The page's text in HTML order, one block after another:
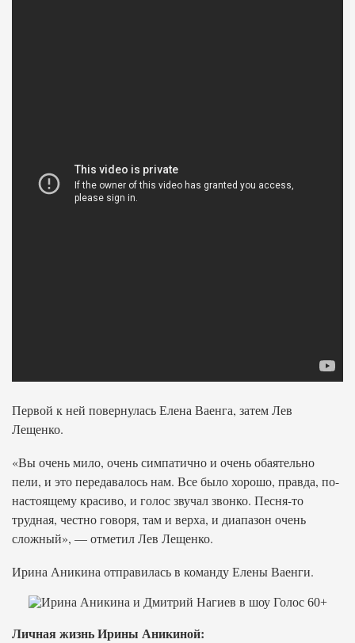
Первой к ней повернулась Елена Ваенга, затем Лев
Лещенко.
«Вы очень мило, очень симпатично и очень обаятельно
пели, и это передавалось нам. Все было хорошо, правда, по-
настоящему красиво, и голос звучал звонко. Песня-то
трудная, честно говоря, там и верха, и диапазон очень
сложный», — отметил Лев Лещенко.
Ирина Аникина отправилась в команду Елены Ваенги.
Личная жизнь Ирины Аникиной: